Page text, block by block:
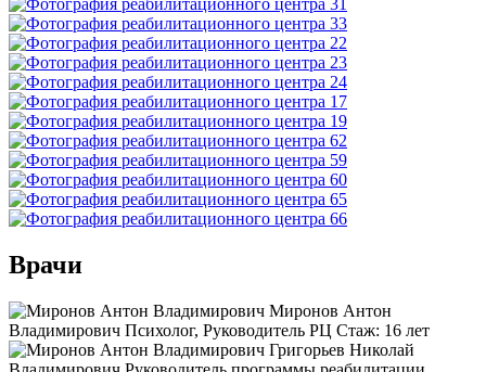
Врачи
Миронов Антон
Владимирович Психолог, Руководитель РЦ Стаж: 16 лет
Григорьев Николай